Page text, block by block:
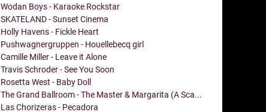
Wodan Boys - Karaoke Rockstar
SKATELAND - Sunset Cinema
Holly Havens - Fickle Heart
Pushwagnergruppen - Houellebecq girl
Camille Miller - Leave it Alone
Travis Schroder - See You Soon
Rosetta West - Baby Doll
The Grand Ballroom - The Master & Margarita (A Sca...
Las Chorizeras - Pecadora